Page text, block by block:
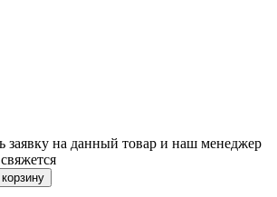
заявку на данный товар и наш менеджер